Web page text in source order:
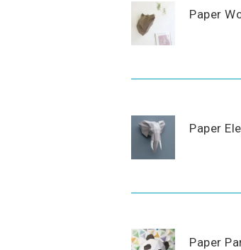
Paper
Paper
Paper